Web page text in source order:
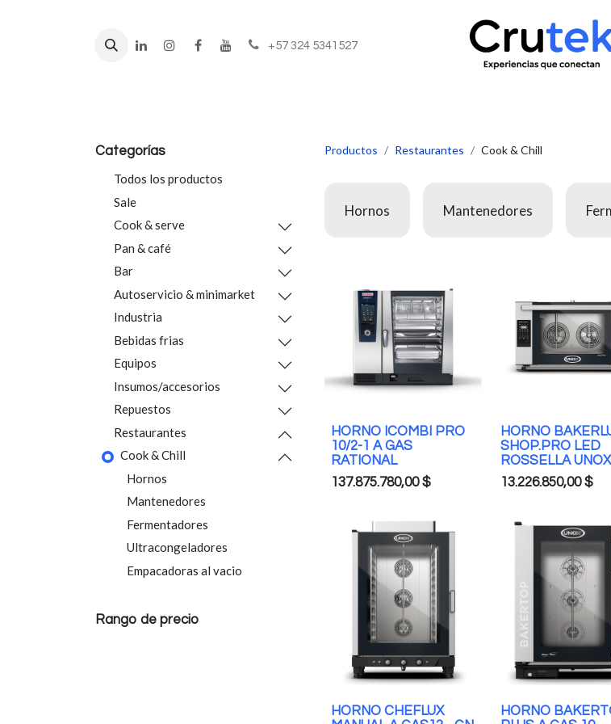
+57 324 5341527
Categorías
Todos los productos
Sale
Cook & serve
Pan & café
Bar
Autoservicio & minimarket
Industria
Bebidas frias
Equipos
Insumos/accesorios
Repuestos
Restaurantes
Cook & Chill
Hornos
Mantenedores
Fermentadores
Ultracongeladores
Empacadoras al vacio
Rango de precio
Productos Restaurantes Cook & Chill
Hornos Mantenedores
HORNO ICOMBI PRO
10/2-1 A GAS
RATIONAL
137.875.780,00$
HORNO
SHOP.PRO LED
ROSSELLA UNOX
13.226.850,00$
HORNO CHEFLUX
HORNO